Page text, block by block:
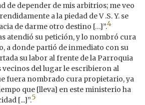
de depender de mis arbitrios; me veo
a la piedad de V .S. Y. se
de darme otro destino […]”.4
atendió su petición, y lo nombró cura
a donde partió de inmediato con su
su labor al frente de la Parroquia
vecinos del lugar le escribieron al
fuera nombrado cura propietario, ya
que [lleva] en este ministerio ha
[...]”.5